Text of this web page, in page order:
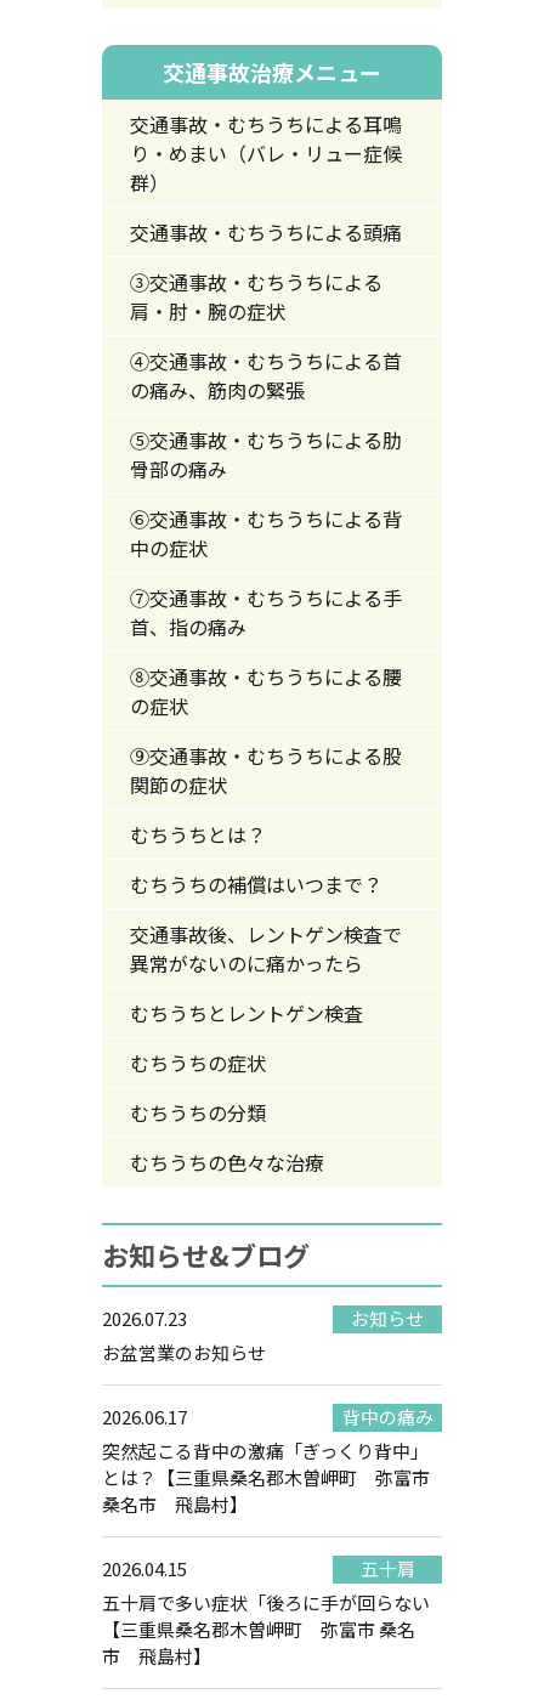
交通事故治療メニュー
交通事故・むちうちによる耳鳴
り・めまい（バレ・リュー症候
群）
交通事故・むちうちによる頭痛
③交通事故・むちうちによる
肩・肘・腕の症状
④交通事故・むちうちによる首
の痛み、筋肉の緊張
⑤交通事故・むちうちによる肋
骨部の痛み
⑥交通事故・むちうちによる背
中の症状
⑦交通事故・むちうちによる手
首、指の痛み
⑧交通事故・むちうちによる腰
の症状
⑨交通事故・むちうちによる股
関節の症状
むちうちとは？
むちうちの補償はいつまで？
交通事故後、レントゲン検査で
異常がないのに痛かったら
むちうちとレントゲン検査
むちうちの症状
むちうちの分類
むちうちの色々な治療
お知らせ&ブログ
2026.07.23
お知らせ
お盆営業のお知らせ
2026.06.17
背中の痛み
突然起こる背中の激痛「ぎっくり背中」
とは？【三重県桑名郡木曽岬町 弥富市
桑名市 飛島村】
2026.04.15
五十肩
五十肩で多い症状「後ろに手が回らない
【三重県桑名郡木曽岬町 弥富市 桑名
市 飛島村】